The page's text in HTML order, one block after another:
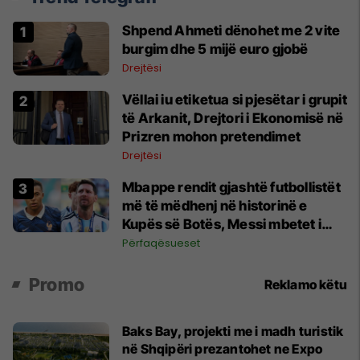
Shpend Ahmeti dënohet me 2 vite
burgim dhe 5 mijë euro gjobë
Drejtësi
Vëllai iu etiketua si pjesëtar i grupit
të Arkanit, Drejtori i Ekonomisë në
Prizren mohon pretendimet
Drejtësi
Mbappe rendit gjashtë futbollistët
më të mëdhenj në historinë e
Kupës së Botës, Messi mbetet i
dyti
Përfaqësueset
Promo Reklamo këtu
Baks Bay, projekti me i madh turistik
në Shqipëri prezantohet ne Expo